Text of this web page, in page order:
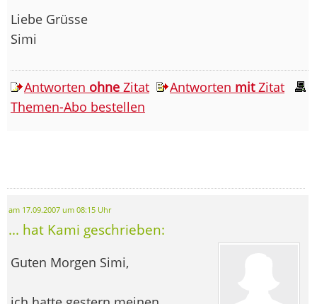
Liebe Grüsse
Simi
Antworten ohne Zitat Antworten mitZitat
Themen-Abo bestellen
am 17.09.2007 um 08:15 Uhr
... hat Kami geschrieben:
Guten Morgen Simi,